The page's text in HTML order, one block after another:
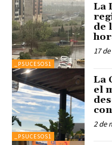
_PSUCESOS1
La
de
17
_PSUCESOS1
La
el
2 de